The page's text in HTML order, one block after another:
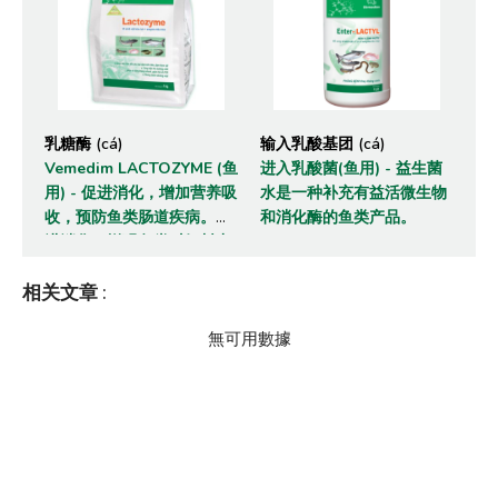
乳糖酶 (cá)
Vemedim LACTOZYME (鱼
用) - 促进消化，增加营养吸
收，预防鱼类肠道疾病。促
鱼类快速生长。
输入乳酸基团 (cá)
进入乳酸菌(鱼用) - 益生菌
水是一种补充有益活微生物
和消化酶的鱼类产品。
相关文章 :
無可用數據